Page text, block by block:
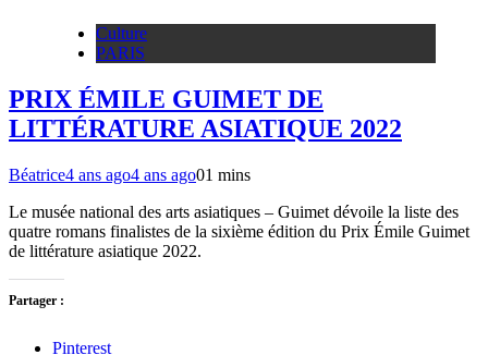
Culture
PARIS
PRIX ÉMILE GUIMET DE
LITTÉRATURE ASIATIQUE 2022
Béatrice4 ans ago4 ans ago01 mins
Le musée national des arts asiatiques – Guimet dévoile la liste des
quatre romans finalistes de la sixième édition du Prix Émile Guimet
de littérature asiatique 2022.
Partager :
Pinterest